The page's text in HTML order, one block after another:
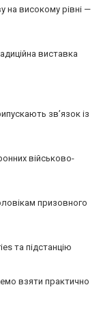
на високому рівні —
виставка
зв’язок із
військово-
призовного
та підстанцію
взяти практично